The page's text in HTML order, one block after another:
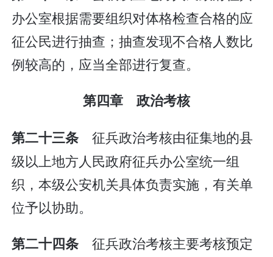
办公室根据需要组织对体格检查合格的应
征公民进行抽查；抽查发现不合格人数比
例较高的，应当全部进行复查。
第四章 政治考核
第二十三条 征兵政治考核由征集地的县
级以上地方人民政府征兵办公室统一组
织，本级公安机关具体负责实施，有关单
位予以协助。
第二十四条 征兵政治考核主要考核预定